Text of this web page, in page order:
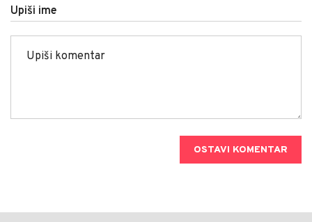
Upiši ime
OSTAVI KOMENTAR